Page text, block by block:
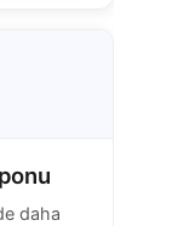
daha